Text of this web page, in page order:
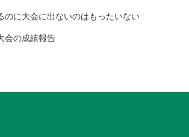
のに大会に出ないのはもったいない
会の成績報告